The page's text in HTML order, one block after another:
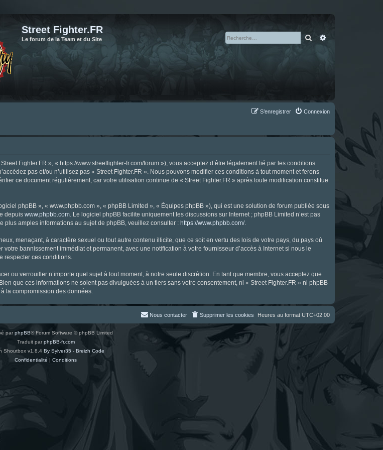
Street Fighter.FR
Le forum de la Team et du Site Rechercher
Connexion
S’enregistrer
Fighter.FR », « https://www.streetfighter-fr.com/forum »), vous acceptez d’être légalement lié par les conditions
pas et/ou n’utilisez pas « Street Fighter.FR ». Nous pouvons modifier ces conditions à tout moment et ferons
ce document régulièrement, car votre utilisation continue de « Street Fighter.FR » après toute modification constitue
phpBB », « www.phpbb.com », « phpBB Limited », « Équipes phpBB »), qui est une solution de forum publiée sous
depuis www.phpbb.com. Le logiciel phpBB facilite uniquement les discussions sur Internet ; phpBB Limited n’est pas
plus amples informations au sujet de phpBB, veuillez consulter : https://www.phpbb.com/.
menaçant, à caractère sexuel ou tout autre contenu illicite, que ce soit en vertu des lois de votre pays, du pays où
bannissement immédiat et permanent, avec une notification à votre fournisseur d’accès à Internet si nous le
respecter ces conditions.
ou verrouiller n’importe quel sujet à tout moment, à notre seule discrétion. En tant que membre, vous acceptez que
que ces informations ne soient pas divulguées à un tiers sans votre consentement, ni « Street Fighter.FR » ni phpBB
la compromission des données.
Heures au format UTC+02:00
Supprimer les cookies
Nous contacter
parphpBB® Forum Software © phpBB Limited
Traduit par phpBB-fr.com
Shoutbox v1.8.4 By Sylver35 - Breizh Code
Confidentialité | Conditions